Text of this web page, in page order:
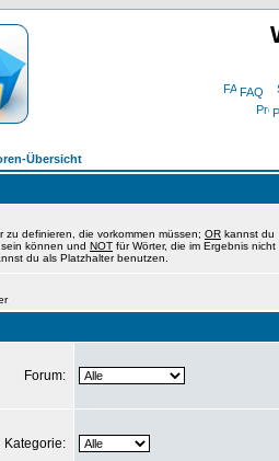
FAQ
Übersicht
zu definieren, die vorkommen müssen; OR kannst du
können und NOT für Wörter, die im Ergebnis nicht
du als Platzhalter benutzen.
Forum:
Kategorie: